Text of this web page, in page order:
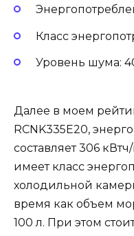
Класс
Уровень шума:
Далее в моем
RCNK335E20,
составляет 306
имеет класс
холодильной
время как объем
100 л. При этом